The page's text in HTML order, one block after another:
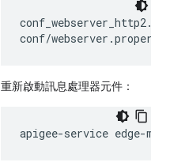
conf/
重新啟動訊息處理器元件：
apigee-service edge-